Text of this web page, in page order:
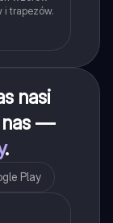
i trapezów.
nasi
nas —
.
Play